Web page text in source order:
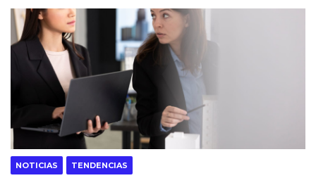
NOTICIAS TENDENCIAS